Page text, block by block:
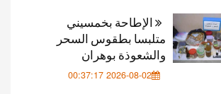
الإطاحة بخمسيني
متلبسا بطقوس السحر
والشعوذة بوهران
2026-08-02 00:37:17